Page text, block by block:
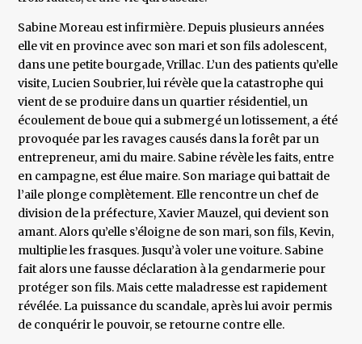
Sabine Moreau est infirmière. Depuis plusieurs années
elle vit en province avec son mari et son fils adolescent,
dans une petite bourgade, Vrillac. L’un des patients qu’elle
visite, Lucien Soubrier, lui révèle que la catastrophe qui
vient de se produire dans un quartier résidentiel, un
écoulement de boue qui a submergé un lotissement, a été
provoquée par les ravages causés dans la forêt par un
entrepreneur, ami du maire. Sabine révèle les faits, entre
en campagne, est élue maire. Son mariage qui battait de
l’aile plonge complètement. Elle rencontre un chef de
division de la préfecture, Xavier Mauzel, qui devient son
amant. Alors qu’elle s’éloigne de son mari, son fils, Kevin,
multiplie les frasques. Jusqu’à voler une voiture. Sabine
fait alors une fausse déclaration à la gendarmerie pour
protéger son fils. Mais cette maladresse est rapidement
révélée. La puissance du scandale, après lui avoir permis
de conquérir le pouvoir, se retourne contre elle.